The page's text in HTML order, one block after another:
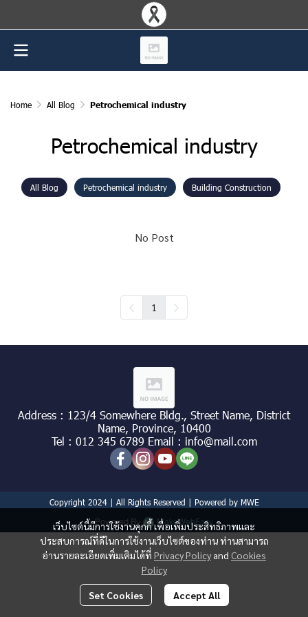
Home All Blog Petrochemical industry
Petrochemical industry
All Blog Petrochemical industry Building Construction
No Post
1
เว็บไซต์นี้มีการใช้งานคุกกี้ เพื่อเพิ่มประสิทธิภาพและ
ประสบการณ์ที่ดีในการใช้งานเว็บไซต์ของท่าน ท่านสามารถ
อ่านรายละเอียดเพิ่มเติมได้ที่ Privacy Policy and Cookies
Policy
Set Cookies Accept All
Address : 123/4 Somewhere Bldg., Street Name, District
Name, Province, 10400
Tel : 012 345 6789 Email : info@mail.com
Copyright 2024 | All Rights Reserved | Powered by MWE
Powered By MakeWebEasy